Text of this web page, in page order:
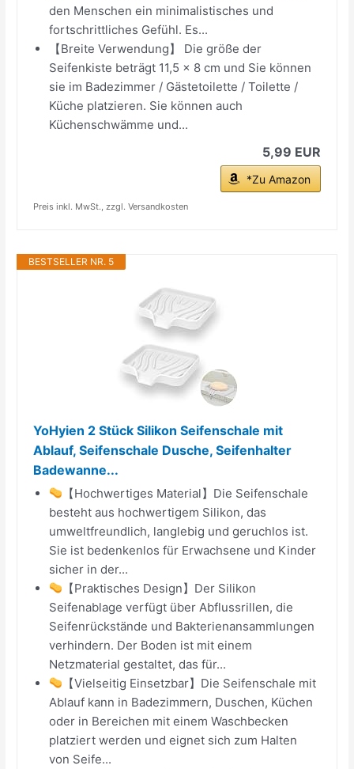
den Menschen ein minimalistisches und
fortschrittliches Gefühl. Es...
【Breite Verwendung】 Die größe der
Seifenkiste beträgt 11,5 x 8 cm und Sie können
sie im Badezimmer / Gästetoilette / Toilette /
Küche platzieren. Sie können auch
Küchenschwämme und...
5,99 EUR
*Zu Amazon
Preis inkl. MwSt., zzgl. Versandkosten
BESTSELLER NR. 5
YoHyien 2 Stück Silikon Seifenschale mit
Ablauf, Seifenschale Dusche, Seifenhalter
Badewanne...
【Hochwertiges Material】Die Seifenschale
besteht aus hochwertigem Silikon, das
umweltfreundlich, langlebig und geruchlos ist.
Sie ist bedenkenlos für Erwachsene und Kinder
sicher in der...
【Praktisches Design】Der Silikon
Seifenablage verfügt über Abflussrillen, die
Seifenrückstände und Bakterienansammlungen
verhindern. Der Boden ist mit einem
Netzmaterial gestaltet, das für...
【Vielseitig Einsetzbar】Die Seifenschale mit
Ablauf kann in Badezimmern, Duschen, Küchen
oder in Bereichen mit einem Waschbecken
platziert werden und eignet sich zum Halten
von Seife...